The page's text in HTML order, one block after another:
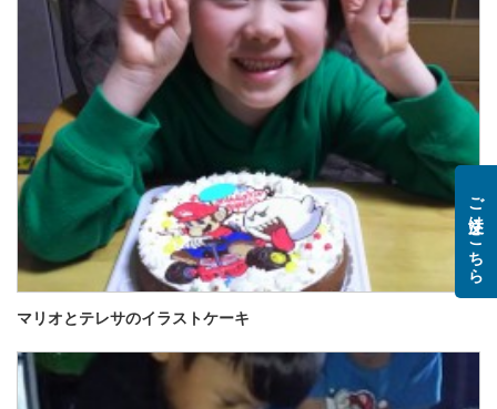
マリオとテレサのイラストケーキ
ご注文はこちら